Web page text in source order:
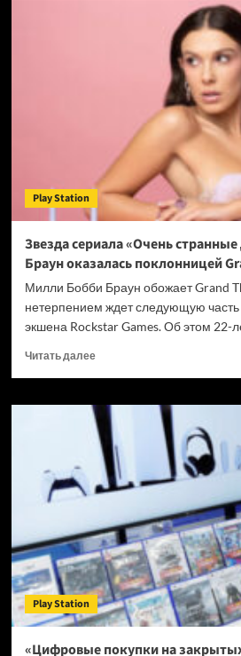
подготовки.
Рецензия
Play Station
Звезда сериала «Очень
Браун оказалась поклонницей
Милли Бобби Браун обожает Grand
нетерпением ждет следующую
экшена Rockstar Games. Об этом 22-
Читать далееПрочитать
Звезда
сериала
«Очень
странные
дела»
Милли
Браун
оказалась
поклонницей
Grand
Theft
Auto
Play Station
«Цифровые покупки на